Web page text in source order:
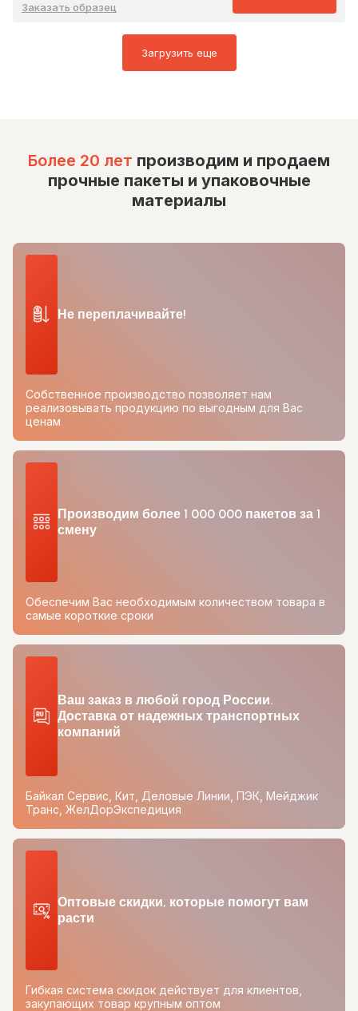
Заказать образец
Загрузить еще
Более 20 лет производим и продаем
прочные пакеты и упаковочные
материалы
Не переплачивайте!
Собственное производство позволяет нам
реализовывать продукцию по выгодным для Вас
ценам
Производим более 1 000 000 пакетов за 1
смену
Обеспечим Вас необходимым количеством товара в
самые короткие сроки
Ваш заказ в любой город России.
Доставка от надежных транспортных
компаний
Байкал Сервис, Кит, Деловые Линии, ПЭК, Мейджик
Транс, ЖелДорЭкспедиция
Оптовые скидки, которые помогут вам
расти
Гибкая система скидок действует для клиентов,
закупающих товар крупным оптом